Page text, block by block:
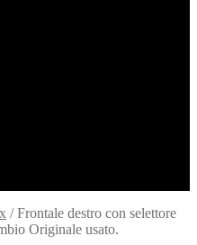
/Frontale destro con selettore
Originale usato.